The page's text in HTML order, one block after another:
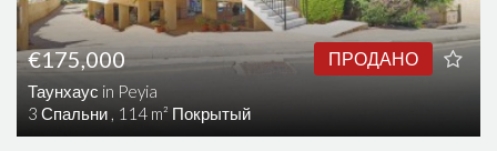
ПРОДАНО
€175,000
Таунхаус in Peyia
3 Спальни , 114 m² Покрытый